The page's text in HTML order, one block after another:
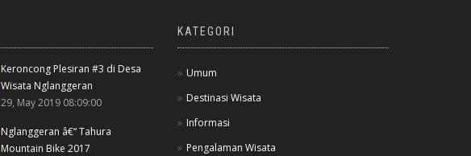
Keroncong Plesiran #3 di Desa
Wisata Nglanggeran
29, May 2019 08:09:00
Nglanggeran â€“ Tahura
Mountain Bike 2017
KATEGORI
Umum
Destinasi Wisata
Informasi
Pengalaman Wisata